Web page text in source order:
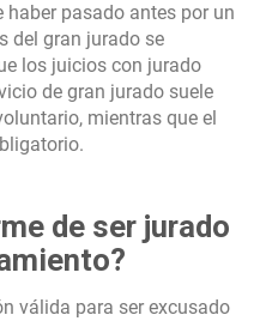
haber pasado antes por un
del gran jurado se
los juicios con jurado
de gran jurado suele
mientras que el
de ser jurado
válida para ser excusado